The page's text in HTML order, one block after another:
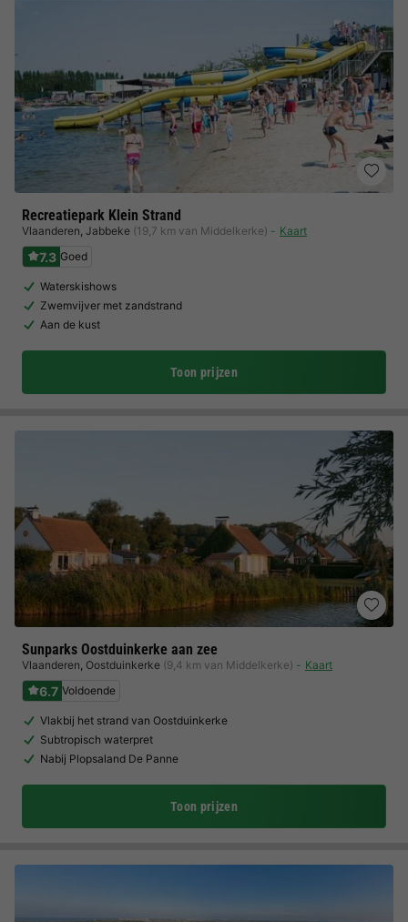
Recreatiepark Klein Strand
Vlaanderen, Jabbeke (19,7 km van Middelkerke) Kaart
7.3 Goed
Waterskishows
Zwemvijver met zandstrand
Aan de kust
Toon prijzen
Sunparks Oostduinkerke aan zee
Vlaanderen, Oostduinkerke (9,4 km van Middelkerke) Kaart
6.7 Voldoende
Vlakbij het strand van Oostduinkerke
Subtropisch waterpret
Nabij Plopsaland De Panne
Toon prijzen